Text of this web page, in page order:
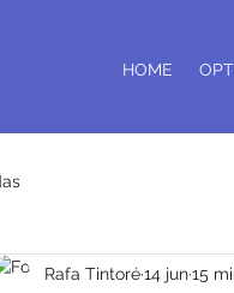
HOME
Rafa Tintoré14 jun15